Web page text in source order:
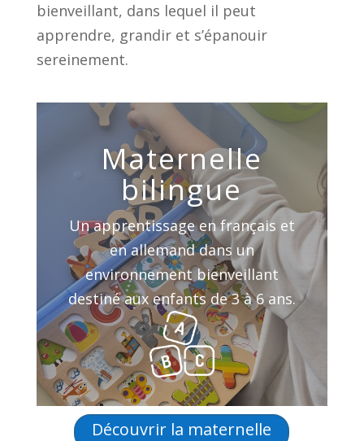
bienveillant, dans lequel il peut
apprendre, grandir et s’épanouir
sereinement.
Maternelle
bilingue
Un apprentissage en français et
en allemand dans un
environnement bienveillant
destiné aux enfants de 3 à 6 ans.
Découvrir la maternelle